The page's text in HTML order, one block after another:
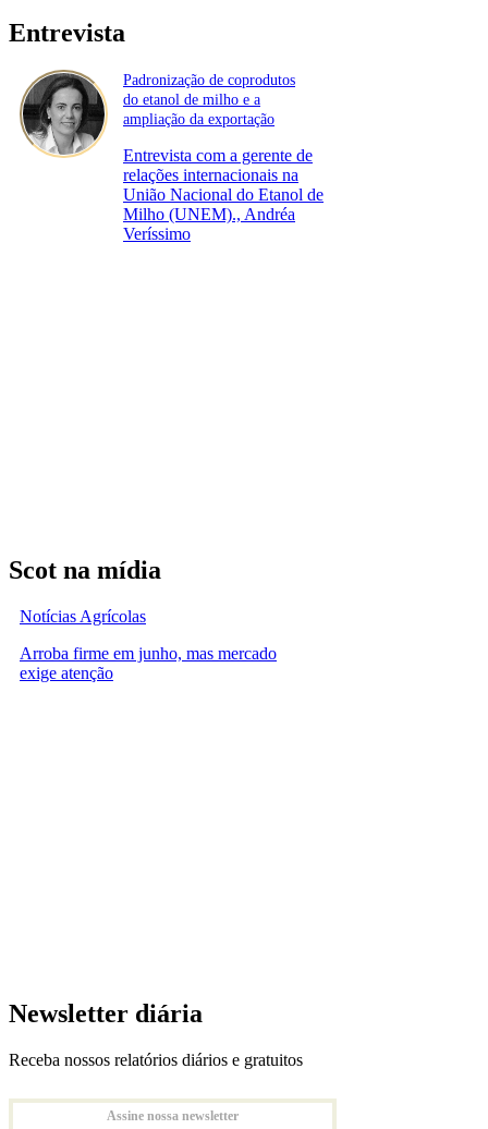
Entrevista
Padronização de coprodutos
do etanol de milho e a
ampliação da exportação
Entrevista com a gerente de
relações internacionais na
União Nacional do Etanol de
Milho (UNEM)., Andréa
Veríssimo
Scot na mídia
Notícias Agrícolas
Arroba firme em junho, mas mercado
exige atenção
Newsletter diária
Receba nossos relatórios diários e gratuitos
Assine nossa newsletter